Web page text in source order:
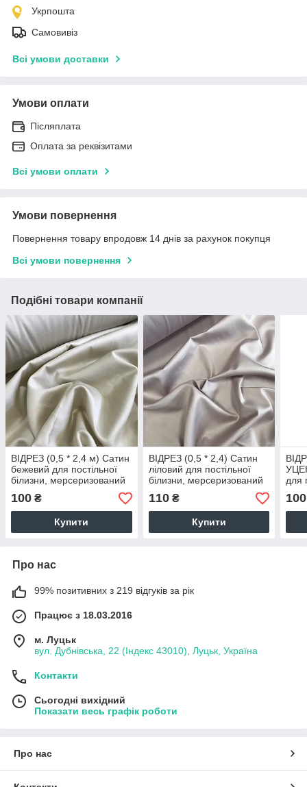
Укрпошта
Самовивіз
Всі умови доставки
Умови оплати
Післяплата
Оплата за реквізитами
Всі умови оплати
Умови повернення
Повернення товару впродовж 14 днів за рахунок покупця
Всі умови повернення
Подібні товари компанії
ВІДРЕЗ (0,5 * 2,4 м) Сатин
бежевий для постільної
білизни, мерсеризований
(ТУРЦІЯ шир. 2,4 м) (SAT-
N-0007)
100 ₴
Купити
ВІДРЕЗ (0,5 * 2,4) Сатин
ліловий для постільної
білизни, мерсеризований
(ТУРЦІЯ шир. 2,4 м) (SAT-
N-0024)
110₴
Купити
для
100
Про нас
99% позитивних з 219 відгуків за рік
Працює з 18.03.2016
м. Луцьк
вул. Дубнівська, 22 (Індекс 43010), Луцьк, Україна
Контакти
Сьогодні вихідний
Показати весь графік роботи
Про нас